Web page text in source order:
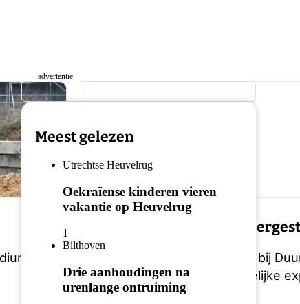
te
WIJK BIJ DUURSTEDE
Tentoonstelling Limes
In het oude stadhuis van Wijk bij
Germaanse Limes. Op de tijdelijke
Meest gelezen
Utrechtse Heuvelrug
Oekraïense kinderen vieren
vakantie op Heuvelrug
1
Bilthoven
Drie aanhoudingen na
urenlange ontruiming